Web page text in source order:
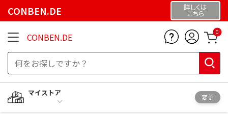
CONBEN.DE 詳しくは
こちら
CONBEN.DE 0
マイストア
変更